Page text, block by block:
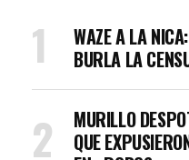
WAZE A LA
BURLA LA
MURILLO
QUE